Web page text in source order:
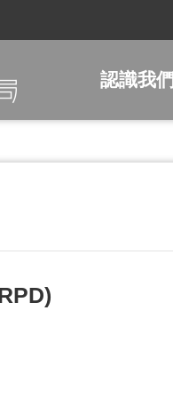
認識我們